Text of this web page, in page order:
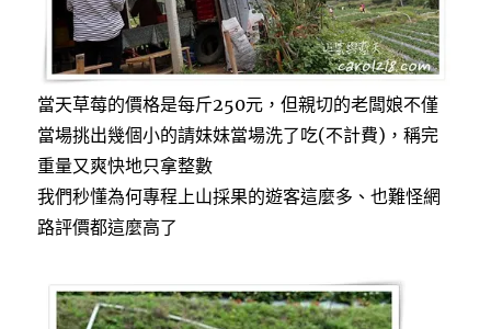
當天草莓的價格是每斤250元，但親切的老闆娘不僅
當場挑出幾個小的請妹妹當場洗了吃(不計費)，稱完
重量又爽快地只拿整數
我們秒懂為何專程上山採果的遊客這麼多、也難怪網
路評價都這麼高了